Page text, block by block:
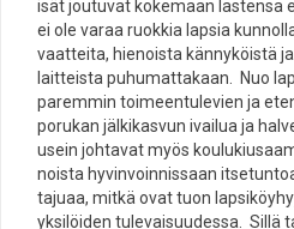
isät joutuvat kokemaan lastensa
ei ole varaa ruokkia lapsia
vaatteita, hienoista kännyköistä
laitteista puhumattakaan. Nuo
paremmin toimeentulevien ja
porukan jälkikasvun ivailua ja
usein johtavat myös
noista hyvinvoinnissaan
tajuaa, mitkä ovat tuon
yksilöiden tulevaisuudessa. Sillä